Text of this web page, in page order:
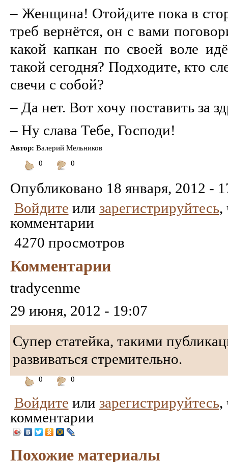
– Женщина! Отойдите пока в
треб вернётся, он с вами
какой капкан по своей воле
такой сегодня? Подходите, кто
свечи с собой?
– Да нет. Вот хочу поставить за
– Ну слава Тебе, Господи!
Автор: Валерий Мельников
0
0
Опубликовано 18 января, 2012 -
Войдите или зарегистрируйтесь,
комментарии
4270 просмотров
Комментарии
tradycenme
29 июня, 2012 - 19:07
Супер статейка, такими
развиваться стремительно.
0
понравилось
0
Войдите или зарегистрируйтесь,
комментарии
Похожие материалы